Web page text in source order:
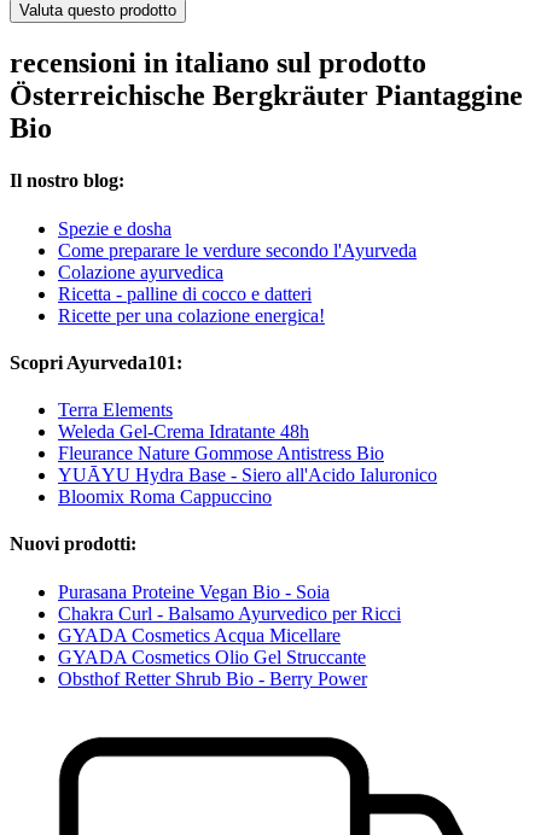
Valuta questo prodotto
recensioni in italiano sul prodotto
Österreichische Bergkräuter Piantaggine
Bio
Il nostro blog:
Spezie e dosha
Come preparare le verdure secondo l'Ayurveda
Colazione ayurvedica
Ricetta - palline di cocco e datteri
Ricette per una colazione energica!
Scopri Ayurveda101:
Terra Elements
Weleda Gel-Crema Idratante 48h
Fleurance Nature Gommose Antistress Bio
YUĀYU Hydra Base - Siero all'Acido Ialuronico
Bloomix Roma Cappuccino
Nuovi prodotti:
Purasana Proteine Vegan Bio - Soia
Chakra Curl - Balsamo Ayurvedico per Ricci
GYADA Cosmetics Acqua Micellare
GYADA Cosmetics Olio Gel Struccante
Obsthof Retter Shrub Bio - Berry Power